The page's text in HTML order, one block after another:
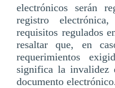
electrónicos serán
registro
requisitos regulados
resaltar que, en
requerimientos
significa la invalidez
documento